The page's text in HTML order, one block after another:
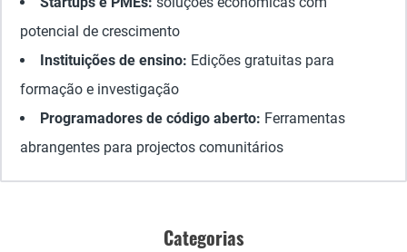
potencial de crescimento
Instituições de ensino: Edições gratuitas para
formação e investigação
Programadores de código aberto: Ferramentas
abrangentes para projectos comunitários
Categorias